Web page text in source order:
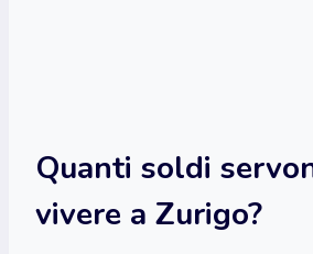
Quanti soldi
vivere a Zurigo?